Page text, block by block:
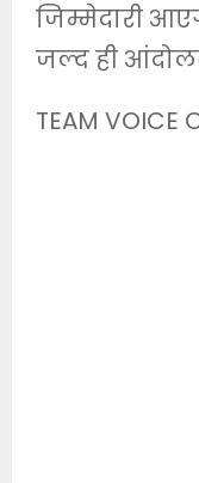
जिम्मेदारी
जल्द ही
TEAM VOICE